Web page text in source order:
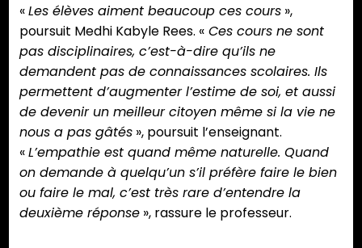
«Les élèves aiment beaucoup ces cours »,
poursuit Medhi Kabyle Rees. « Ces cours ne sont
pas disciplinaires, c’est-à-dire qu’ils ne
demandent pas de connaissances scolaires. Ils
permettent d’augmenter l’estime de soi, et aussi
de devenir un meilleur citoyen même si la vie ne
nous a pas gâtés », poursuit l’enseignant.
«L’empathie est quand même naturelle. Quand
on demande à quelqu’un s’il préfère faire le bien
ou faire le mal, c’est très rare d’entendre la
deuxième réponse », rassure le professeur.